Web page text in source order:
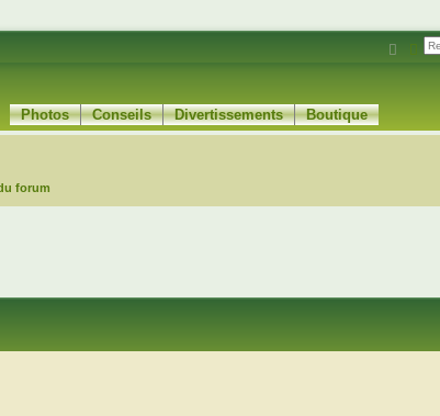
Photos Conseils Divertissements Boutique
forum